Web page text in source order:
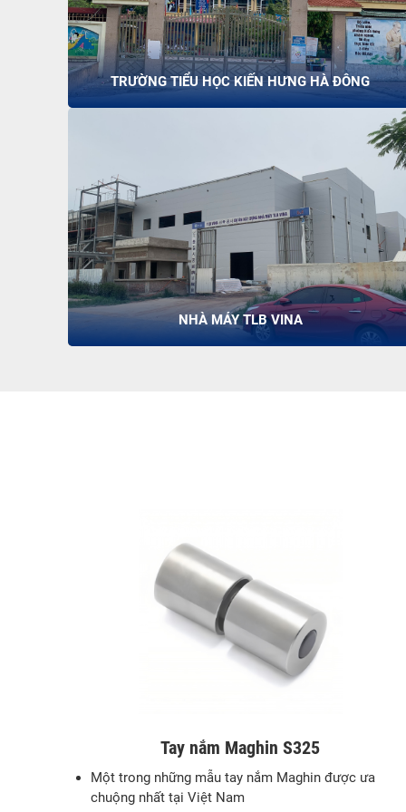
TRƯỜNG TIỂU HỌC KIẾN HƯNG HÀ ĐÔNG
NHÀ MÁY TLB VINA
Tay nắm Maghin S325
Một trong những mẫu tay nắm Maghin được ưa
chuộng nhất tại Việt Nam